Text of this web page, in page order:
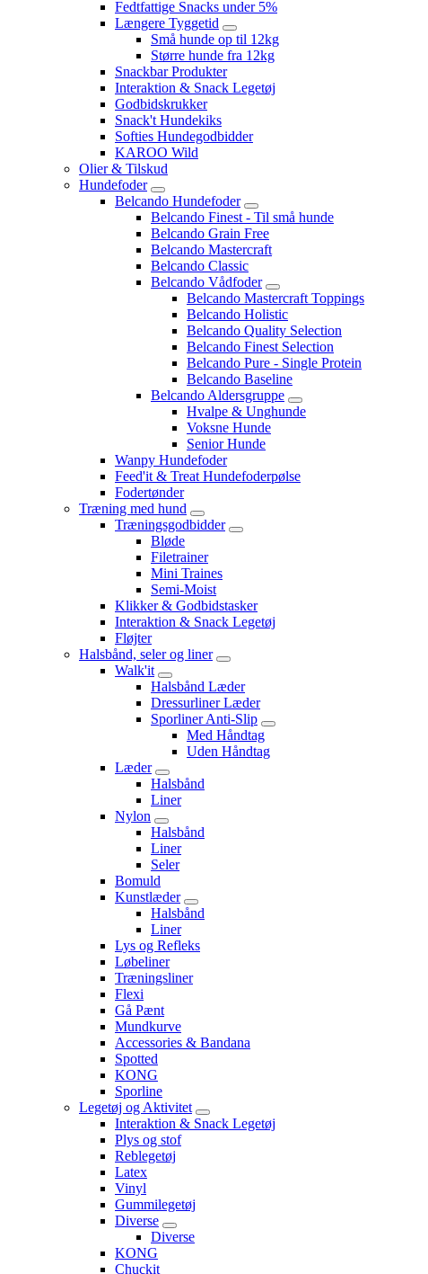
Fedtfattige Snacks under 5%
Længere Tyggetid
Små hunde op til 12kg
Større hunde fra 12kg
Snackbar Produkter
Interaktion & Snack Legetøj
Godbidskrukker
Snack't Hundekiks
Softies Hundegodbidder
KAROO Wild
Olier & Tilskud
Hundefoder
Belcando Hundefoder
Belcando Finest - Til små hunde
Belcando Grain Free
Belcando Mastercraft
Belcando Classic
Belcando Vådfoder
Belcando Mastercraft Toppings
Belcando Holistic
Belcando Quality Selection
Belcando Finest Selection
Belcando Pure - Single Protein
Belcando Baseline
Belcando Aldersgruppe
Hvalpe & Unghunde
Voksne Hunde
Senior Hunde
Wanpy Hundefoder
Feed'it & Treat Hundefoderpølse
Fodertønder
Træning med hund
Træningsgodbidder
Bløde
Filetrainer
Mini Traines
Semi-Moist
Klikker & Godbidstasker
Interaktion & Snack Legetøj
Fløjter
Halsbånd, seler og liner
Walk'it
Halsbånd Læder
Dressurliner Læder
Sporliner Anti-Slip
Med Håndtag
Uden Håndtag
Læder
Halsbånd
Liner
Nylon
Halsbånd
Liner
Seler
Bomuld
Kunstlæder
Halsbånd
Liner
Lys og Refleks
Løbeliner
Træningsliner
Flexi
Gå Pænt
Mundkurve
Accessories & Bandana
Spotted
KONG
Sporline
Legetøj og Aktivitet
Interaktion & Snack Legetøj
Plys og stof
Reblegetøj
Latex
Vinyl
Gummilegetøj
Diverse
Diverse
KONG
Chuckit